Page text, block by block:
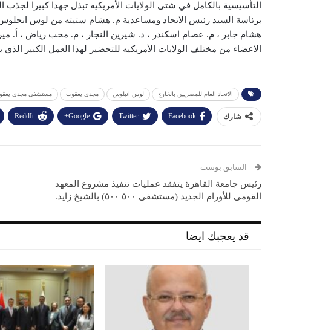
التأسيسية بالكامل في شتى الولايات الأمريكيه تبذل جهدا كبيرا
برئاسة السيد رئيس الاتحاد ومساعدية م. هشام ستيته من لوس
هشام جابر ، م. عصام اسكندر ، د. شيرين النجار ، م. محب رياض ، أ.
الاعضاء من مختلف الولايات الأمريكيه للتحضير لهذا العمل الكبير
الاتحاد العام للمصريين بالخارج لوس انيلوس مجدي يعقوب مستشفي مجدي
شارك Facebook
Twitter
Google+
ReddIt
السابق بوست
رئيس جامعة القاهرة يتفقد عمليات تنفيذ مشروع المعهد
القومى للأورام الجديد (مستشفى ٥٠٠ ٥٠٠) بالشيخ زايد.
قد يعجبك ايضا